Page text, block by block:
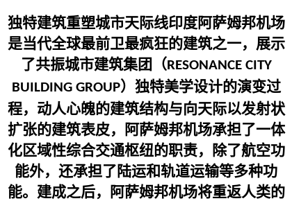
独特建筑重塑城市天际线印度阿萨姆邦机场
是当代全球最前卫最疯狂的建筑之一，展示
了共振城市建筑集团（ RESONANCE CITY
BUILDING GROUP）独特美学设计的演变过
程，动人心魄的建筑结构与向天际以发射状
扩张的建筑表皮，阿萨姆邦机场承担了一体
化区域性综合交通枢纽的职责，除了航空功
能外，还承担了陆运和轨道运输等多种功
能。建成之后，阿萨姆邦机场将重返人类的